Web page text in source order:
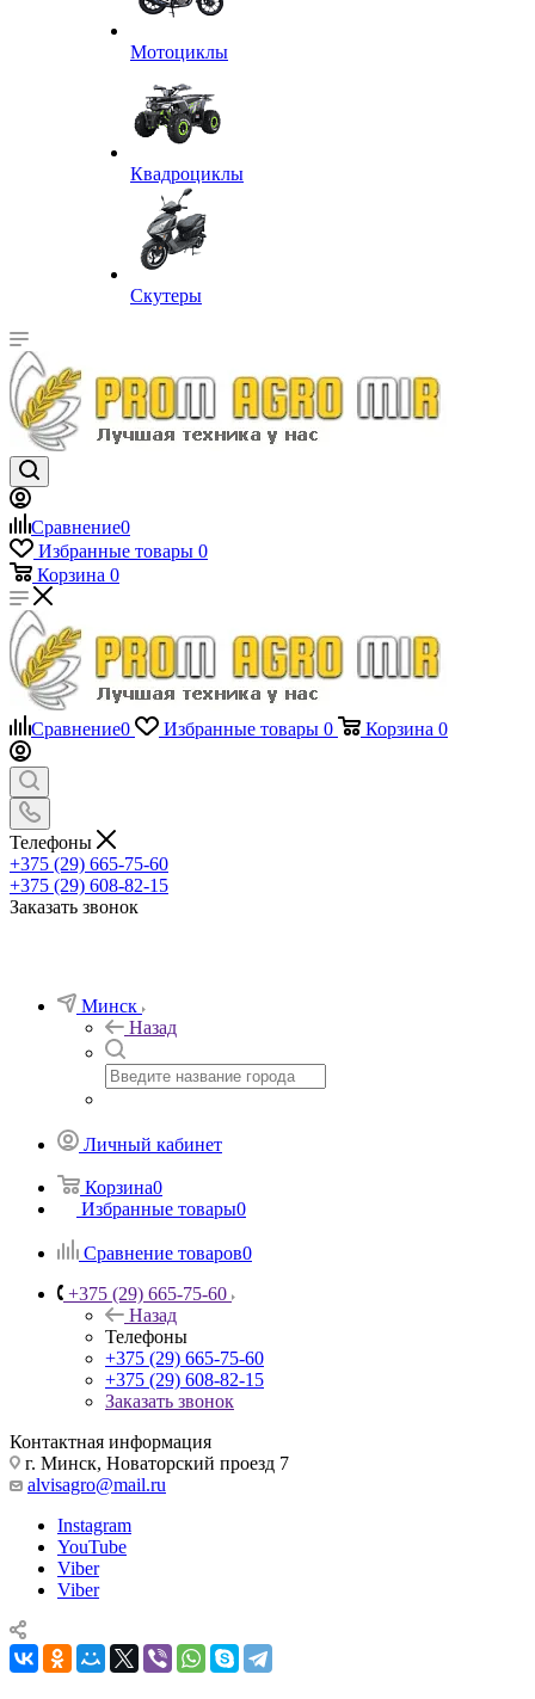
Мотоциклы
Квадроциклы
Скутеры
Сравнение0
Избранные товары 0
Корзина 0
Сравнение0 Избранные товары 0 Корзина 0
Телефоны
+375 (29) 665-75-60
+375 (29) 608-82-15
Заказать звонок
Минск
Назад
Личный кабинет
Корзина0
Избранные товары0
Сравнение товаров0
+375 (29) 665-75-60
Назад
Телефоны
+375 (29) 665-75-60
+375 (29) 608-82-15
Заказать звонок
Контактная информация
г. Минск, Новаторский проезд 7
alvisagro@mail.ru
Instagram
YouTube
Viber
Viber